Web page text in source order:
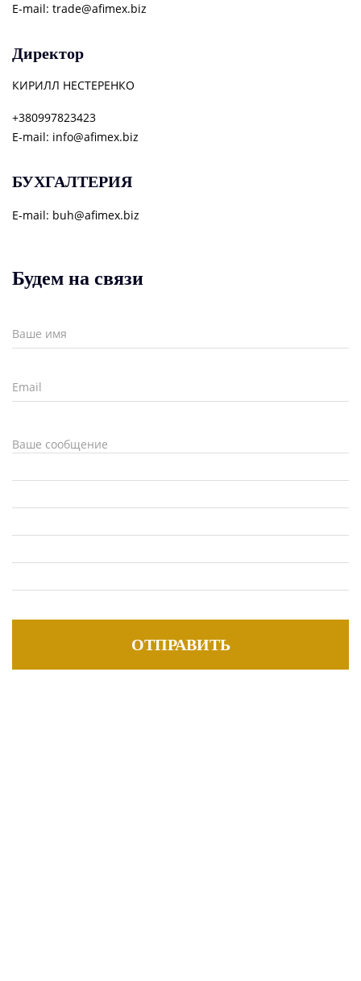
E-mail trade@afimex.biz
Директор
КИРИЛЛ НЕСТЕРЕНКО
+380997823423
E-mail info@afimex.biz
БУХГАЛТЕРИЯ
E-mail buh@afimex.biz
Будем на связи
ОТПРАВИТЬ